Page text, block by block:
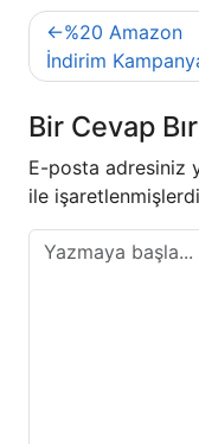
Yazı
gezinmesi
%20 Amazon
İndirim
Bir Cevap
E-posta adresiniz
ile